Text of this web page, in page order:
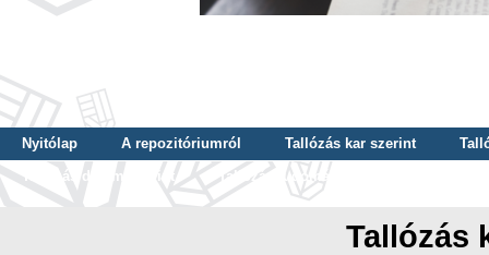
Nyitólap A repozitóriumról Tallózás kar szerint
Tallózás dátum szerint
Tallózás tudományterület szerint
Tallózás